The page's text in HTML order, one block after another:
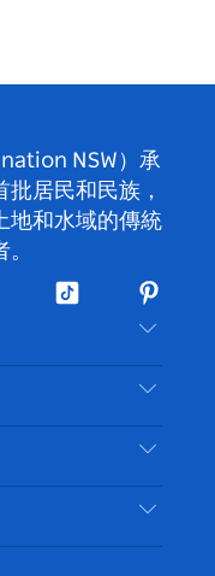
NSW）承
居民和民族，
地和水域的傳統
抖